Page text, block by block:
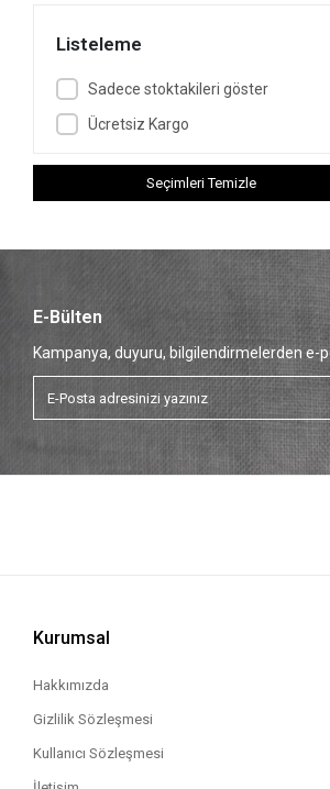
Listeleme
Sadece stoktakileri göster
Ücretsiz Kargo
Seçimleri Temizle
E-Bülten
Kampanya, duyuru, bilgilendirmelerden
Kurumsal
Hakkımızda
Gizlilik Sözleşmesi
Kullanıcı Sözleşmesi